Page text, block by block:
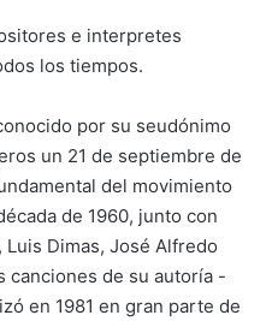
e interpretes
los tiempos.
por su seudónimo
un 21 de septiembre de
del movimiento
de 1960, junto con
Dimas, José Alfredo
canciones de su autoría -
en 1981 en gran parte de